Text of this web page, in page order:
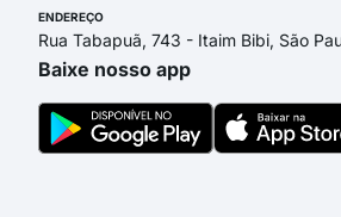
ENDEREÇO
Rua Tabapuã, 743 - Itaim Bibi, São
Baixe nosso app